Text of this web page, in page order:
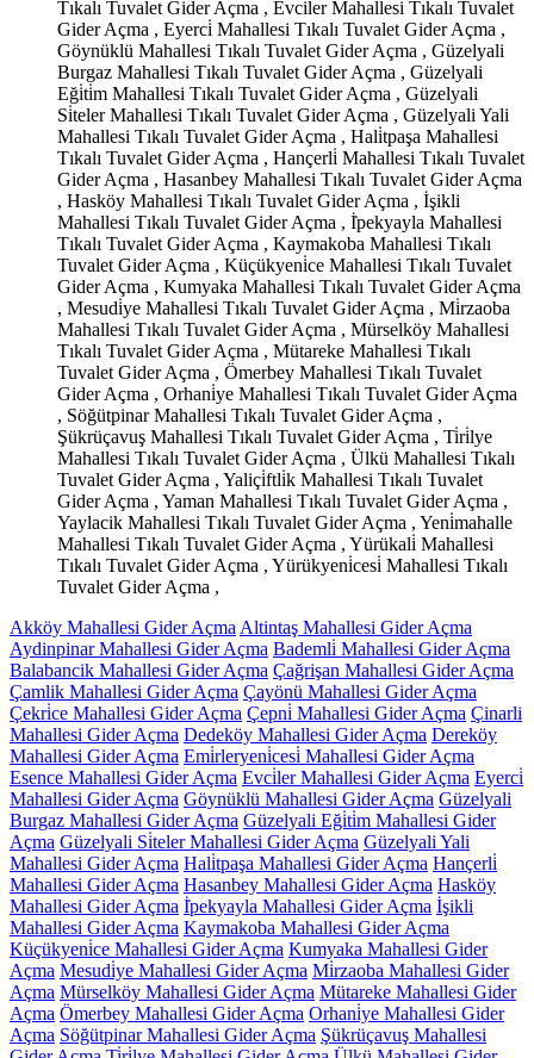
Tıkalı Tuvalet Gider Açma , Evci̇ler Mahallesi Tıkalı Tuvalet
Gider Açma , Eyerci̇ Mahallesi Tıkalı Tuvalet Gider Açma ,
Göynüklü Mahallesi Tıkalı Tuvalet Gider Açma , Güzelyali
Burgaz Mahallesi Tıkalı Tuvalet Gider Açma , Güzelyali
Eği̇ti̇m Mahallesi Tıkalı Tuvalet Gider Açma , Güzelyali
Si̇teler Mahallesi Tıkalı Tuvalet Gider Açma , Güzelyali Yali
Mahallesi Tıkalı Tuvalet Gider Açma , Hali̇tpaşa Mahallesi
Tıkalı Tuvalet Gider Açma , Hançerli̇ Mahallesi Tıkalı Tuvalet
Gider Açma , Hasanbey Mahallesi Tıkalı Tuvalet Gider Açma
, Hasköy Mahallesi Tıkalı Tuvalet Gider Açma , İşikli
Mahallesi Tıkalı Tuvalet Gider Açma , İ̇pekyayla Mahallesi
Tıkalı Tuvalet Gider Açma , Kaymakoba Mahallesi Tıkalı
Tuvalet Gider Açma , Küçükyeni̇ce Mahallesi Tıkalı Tuvalet
Gider Açma , Kumyaka Mahallesi Tıkalı Tuvalet Gider Açma
, Mesudi̇ye Mahallesi Tıkalı Tuvalet Gider Açma , Mi̇rzaoba
Mahallesi Tıkalı Tuvalet Gider Açma , Mürselköy Mahallesi
Tıkalı Tuvalet Gider Açma , Mütareke Mahallesi Tıkalı
Tuvalet Gider Açma , Ömerbey Mahallesi Tıkalı Tuvalet
Gider Açma , Orhani̇ye Mahallesi Tıkalı Tuvalet Gider Açma
, Söğütpinar Mahallesi Tıkalı Tuvalet Gider Açma ,
Şükrüçavuş Mahallesi Tıkalı Tuvalet Gider Açma , Ti̇ri̇lye
Mahallesi Tıkalı Tuvalet Gider Açma , Ülkü Mahallesi Tıkalı
Tuvalet Gider Açma , Yaliçi̇ftli̇k Mahallesi Tıkalı Tuvalet
Gider Açma , Yaman Mahallesi Tıkalı Tuvalet Gider Açma ,
Yaylacik Mahallesi Tıkalı Tuvalet Gider Açma , Yeni̇mahalle
Mahallesi Tıkalı Tuvalet Gider Açma , Yürükali̇ Mahallesi
Tıkalı Tuvalet Gider Açma , Yürükyeni̇cesi̇ Mahallesi Tıkalı
Tuvalet Gider Açma ,
Akköy Mahallesi Gider Açma Altintaş Mahallesi Gider Açma
Aydinpinar Mahallesi Gider Açma Bademli̇ Mahallesi Gider Açma
Balabancik Mahallesi Gider Açma Çağrişan Mahallesi Gider Açma
Çamlik Mahallesi Gider Açma Çayönü Mahallesi Gider Açma
Çekri̇ce Mahallesi Gider Açma Çepni̇ Mahallesi Gider Açma Çinarli
Mahallesi Gider Açma Dedeköy Mahallesi Gider Açma Dereköy
Mahallesi Gider Açma Emi̇rleryeni̇cesi̇ Mahallesi Gider Açma
Esence Mahallesi Gider Açma Evci̇ler Mahallesi Gider Açma Eyerci̇
Mahallesi Gider Açma Göynüklü Mahallesi Gider Açma Güzelyali
Burgaz Mahallesi Gider Açma Güzelyali Eği̇ti̇m Mahallesi Gider
Açma Güzelyali Si̇teler Mahallesi Gider Açma Güzelyali Yali
Mahallesi Gider Açma Hali̇tpaşa Mahallesi Gider Açma Hançerli̇
Mahallesi Gider Açma Hasanbey Mahallesi Gider Açma Hasköy
Mahallesi Gider Açma İ̇pekyayla Mahallesi Gider Açma İşikli
Mahallesi Gider Açma Kaymakoba Mahallesi Gider Açma
Küçükyeni̇ce Mahallesi Gider Açma Kumyaka Mahallesi Gider
Açma Mesudi̇ye Mahallesi Gider Açma Mi̇rzaoba Mahallesi Gider
Açma Mürselköy Mahallesi Gider Açma Mütareke Mahallesi Gider
Açma Ömerbey Mahallesi Gider Açma Orhani̇ye Mahallesi Gider
Açma Söğütpinar Mahallesi Gider Açma Şükrüçavuş Mahallesi